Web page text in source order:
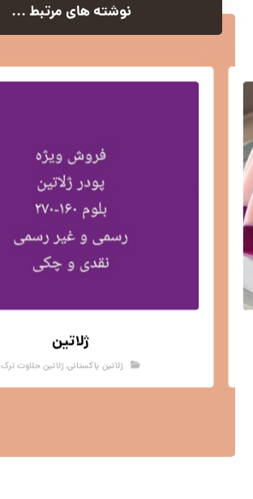
نوشته های مرتبط ...
ژلاتین
ژلاتین پاکستانی,ژلاتین حلاوت ترک